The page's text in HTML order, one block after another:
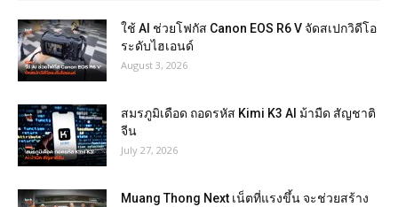
ใช้ AI ช่วยโฟกัส Canon EOS R6 V จัดสเปกวิดีโอ
ระดับไฮเอนด์
August 3, 2026
สมรภูมิเดือด ถอดรหัส Kimi K3 AI ม้ามืด สัญชาติ
จีน
July 27, 2026
Muang Thong Next เน็ตที่แรงขึ้น จะช่วยสร้าง